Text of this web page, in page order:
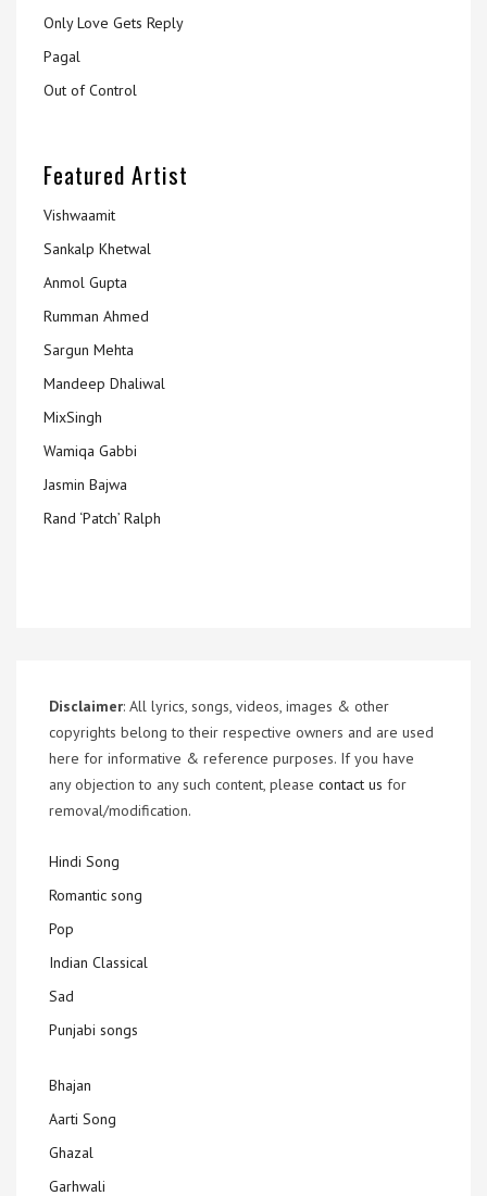
Only Love Gets Reply
Pagal
Out of Control
Featured Artist
Vishwaamit
Sankalp Khetwal
Anmol Gupta
Rumman Ahmed
Sargun Mehta
Mandeep Dhaliwal
MixSingh
Wamiqa Gabbi
Jasmin Bajwa
Rand ‘Patch’ Ralph
Disclaimer: All lyrics, songs, videos, images & other
copyrights belong to their respective owners and are used
here for informative & reference purposes. If you have
any objection to any such content, please contact us for
removal/modification.
Hindi Song
Romantic song
Pop
Indian Classical
Sad
Punjabi songs
Bhajan
Aarti Song
Ghazal
Garhwali